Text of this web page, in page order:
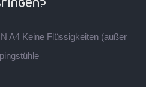
A4 Keine Flüssigkeiten (außer